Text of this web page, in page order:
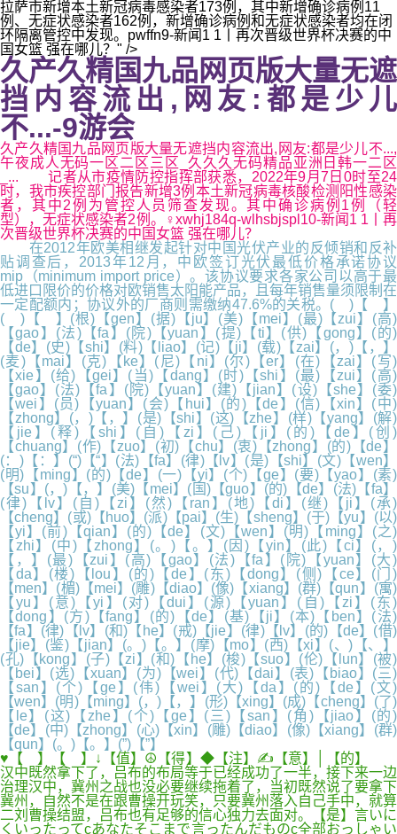
拉萨市新增本土新冠病毒感染者173例，其中新增确诊病例11
例、无症状感染者162例，新增确诊病例和无症状感染者均在闭
环隔离管控中发现。pwffn9-新闻1 1丨再次晋级世界杯决赛的中
国女篮 强在哪儿？" />
久产久精国九品网页版大量无遮
挡内容流出,网友:都是少儿
不...-9游会
久产久精国九品网页版大量无遮挡内容流出,网友:都是少儿不...,
午夜成人无码一区二区三区_久久久无码精品亚洲日韩一二区
_... 记者从市疫情防控指挥部获悉，2022年9月7日0时至24
时，我市疾控部门报告新增3例本土新冠病毒核酸检测阳性感染
者，其中2例为管控人员筛查发现。其中确诊病例1例（轻
型），无症状感染者2例。♀xwhj184q-wlhsbjspl10-新闻1 1丨再
次晋级世界杯决赛的中国女篮 强在哪儿？
在2012年欧美相继发起针对中国光伏产业的反倾销和反补
贴调查后，2013年12月，中欧签订光伏最低价格承诺协议
mip（minimum import price）。该协议要求各家公司以高于最
低进口限价的价格对欧销售太阳能产品，且每年销售量须限制在
一定配额内；协议外的厂商则需缴纳47.6%的关税。( )【 】
( )【 】(根)【gen】(据)【ju】(美)【mei】(最)【zui】(高)
【gao】(法)【fa】(院)【yuan】(提)【ti】(供)【gong】(的)
【de】(史)【shi】(料)【liao】(记)【ji】(载)【zai】(，)【，】
(麦)【mai】(克)【ke】(尼)【ni】(尔)【er】(在)【zai】(写)
【xie】(给)【gei】(当)【dang】(时)【shi】(最)【zui】(高)
【gao】(法)【fa】(院)【yuan】(建)【jian】(设)【she】(委)
【wei】(员)【yuan】(会)【hui】(的)【de】(信)【xin】(中)
【zhong】(，)【，】(是)【shi】(这)【zhe】(样)【yang】(解)
【jie】(释)【shi】(自)【zi】(己)【ji】(的)【de】(创)
【chuang】(作)【zuo】(初)【chu】(衷)【zhong】(的)【de】
(：)【：】(“)【“】(法)【fa】(律)【lv】(是)【shi】(文)【wen】
(明)【ming】(的)【de】(一)【yi】(个)【ge】(要)【yao】(素)
【su】(，)【，】(美)【mei】(国)【guo】(的)【de】(法)【fa】
(律)【lv】(自)【zi】(然)【ran】(地)【di】(继)【ji】(承)
【cheng】(或)【huo】(派)【pai】(生)【sheng】(于)【yu】(以)
【yi】(前)【qian】(的)【de】(文)【wen】(明)【ming】(之)
【zhi】(中)【zhong】(。)【。】(因)【yin】(此)【ci】(，)
【，】(最)【zui】(高)【gao】(法)【fa】(院)【yuan】(大)
【da】(楼)【lou】(的)【de】(东)【dong】(侧)【ce】(门)
【men】(楣)【mei】(雕)【diao】(像)【xiang】(群)【qun】(寓)
【yu】(意)【yi】(对)【dui】(源)【yuan】(自)【zi】(东)
【dong】(方)【fang】(的)【de】(基)【ji】(本)【ben】(法)
【fa】(律)【lv】(和)【he】(戒)【jie】(律)【lv】(的)【de】(借)
【jie】(鉴)【jian】(。)【。】(摩)【mo】(西)【xi】(、)【、】
(孔)【kong】(子)【zi】(和)【he】(梭)【suo】(伦)【lun】(被)
【bei】(选)【xuan】(为)【wei】(代)【dai】(表)【biao】(三)
【san】(个)【ge】(伟)【wei】(大)【da】(的)【de】(文)
【wen】(明)【ming】(，)【，】(形)【xing】(成)【cheng】(了)
【le】(这)【zhe】(个)【ge】(三)【san】(角)【jiao】(的)
【de】(中)【zhong】(心)【xin】(雕)【diao】(像)【xiang】(群)
【qun】(。)【。】(”)【”】
♥【 】【 】↓【值】☮【得】◆【注】✍【意】│【的】
汉中既然拿下了，吕布的布局等于已经成功了一半，接下来一边
治理汉中，冀州之战也没必要继续拖着了，当初既然说了要拿下
冀州，自然不是在跟曹操开玩笑，只要冀州落入自己手中，就算
二刘曹操结盟，吕布也有足够的信心独力去面对。【是】言いに
くいったってcあなたそこまで言ったんだものc全部おっしゃい